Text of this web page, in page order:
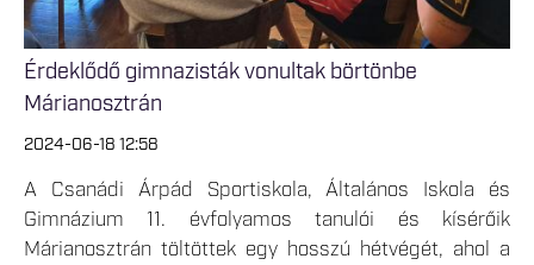
Érdeklődő gimnazisták vonultak börtönbe
Márianosztrán
2024-06-18 12:58
A Csanádi Árpád Sportiskola, Általános Iskola és
Gimnázium 11. évfolyamos tanulói és kísérőik
Márianosztrán töltöttek egy hosszú hétvégét, ahol a